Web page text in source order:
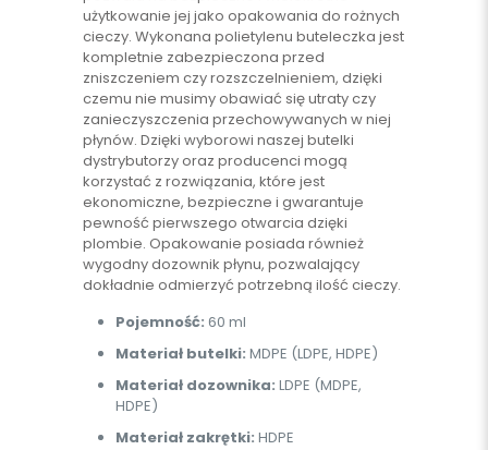
użytkowanie jej jako opakowania do rożnych
cieczy. Wykonana polietylenu buteleczka jest
kompletnie zabezpieczona przed
zniszczeniem czy rozszczelnieniem, dzięki
czemu nie musimy obawiać się utraty czy
zanieczyszczenia przechowywanych w niej
płynów. Dzięki wyborowi naszej butelki
dystrybutorzy oraz producenci mogą
korzystać z rozwiązania, które jest
ekonomiczne, bezpieczne i gwarantuje
pewność pierwszego otwarcia dzięki
plombie. Opakowanie posiada również
wygodny dozownik płynu, pozwalający
dokładnie odmierzyć potrzebną ilość cieczy.
Pojemność: 60 ml
Materiał butelki: MDPE (LDPE, HDPE)
Materiał dozownika: LDPE (MDPE,
HDPE)
Materiał zakrętki: HDPE